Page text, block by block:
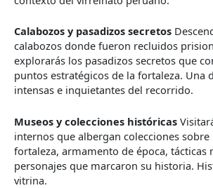
Calabozos y pasadizos secretos
calabozos donde fueron recluidos
explorarás los pasadizos secretos que
puntos estratégicos de la fortaleza. Una
intensas e inquietantes del recorrido.
Museos y colecciones históricas
internos que albergan colecciones
fortaleza, armamento de época, tácticas
personajes que marcaron su historia.
vitrina.